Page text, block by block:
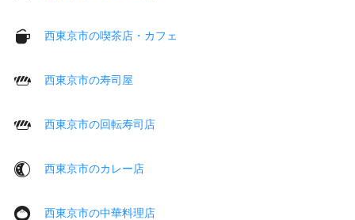
西東京市の喫茶店・カフェ
西東京市の寿司屋
西東京市の回転寿司店
西東京市のカレー店
西東京市の中華料理店